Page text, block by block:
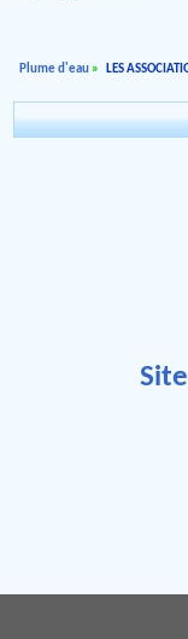
Plume d'eau » LES